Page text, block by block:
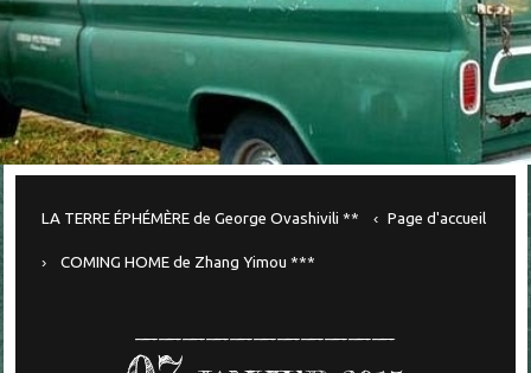
LA TERRE ÉPHÉMÈRE de George Ovashivili ** Page d'accueil
COMING HOME de Zhang Yimou ***